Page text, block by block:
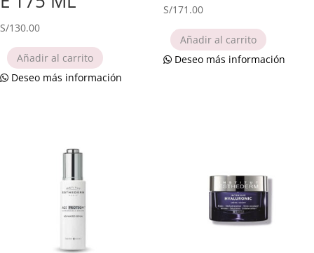
S/130.00
Añadir al carrito
Deseo más información
S/171.00
Añadir al carrito
Deseo más información